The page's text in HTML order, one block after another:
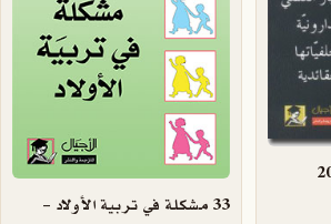
204
33 مشكلة في تربية الأولاد –